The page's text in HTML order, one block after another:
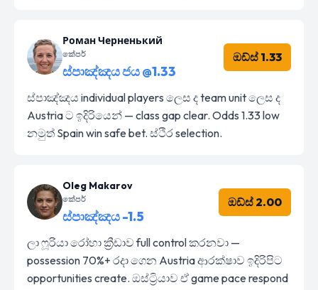
Роман Черненький
කේපර්
ස්පාඤ්ඤය ජය @1.33
ඔඩ්ස් 1.33
ස්පාඤ්ඤය individual players ලෙස ද team unit ලෙස ද
Austria ට ඉදිරියෙන් — class gap clear. Odds 1.33 low
නමුත් Spain win safe bet. ස්ථිර selection.
Oleg Makarov
කේපර්
ස්පාඤ්ඤය -1.5
ඔඩ්ස් 2.00
ලා ෆූරියා රෝහා ක්‍රීඩාව full control කරනවා —
possession 70%+ රදා ගෙන Austria ආරක්ෂාව ඉදිරිපිට
opportunities create. ඔස්ට්‍රියාව ඒ game pace respond